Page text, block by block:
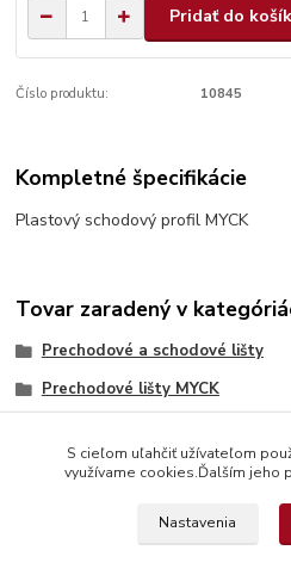
Pridať do
Číslo produktu: 10845
Kompletné špecifikácie
Plastový schodový profil MYCK
Tovar zaradený v
Prechodové a schodové lišty
Prechodové lišty MYCK
S cieľom uľahčiť užívateľom
využívame cookies.Ďalším jeho
Nastavenia